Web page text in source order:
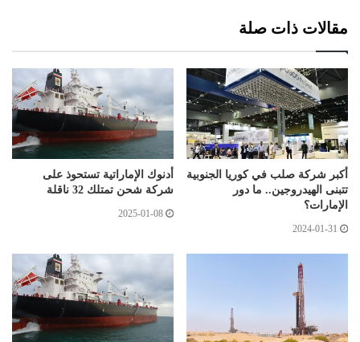
مقالات ذات صلة
أكبر شركة صلب في كوريا الجنوبية
تتبنى الهيدروجين.. ما دور
الإمارات؟
2024-01-31
أدنوك الإماراتية تستحوذ على
شركة شحن تمتلك 32 ناقلة
2025-01-08